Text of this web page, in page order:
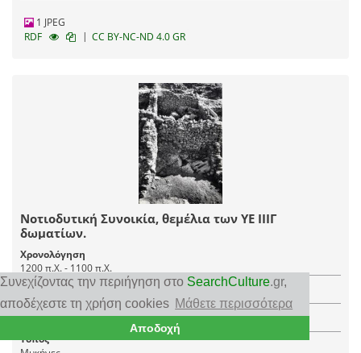
Συνεχίζοντας την περιήγηση στο SearchCulture.gr,
αποδέχεστε τη χρήση cookies Μάθετε περισσότερα
Αποδοχή
1 JPEG
RDF
| CC BY-NC-ND 4.0 GR
Νοτιοδυτική Συνοικία, θεμέλια των ΥΕ ΙΙΙΓ
δωματίων.
Χρονολόγηση
1200 π.Χ. - 1100 π.Χ.
Ιστορική περίοδος
Υστεροελλαδική Περίοδος ΙΙΙΓ
Δημιουργός
Τόπος